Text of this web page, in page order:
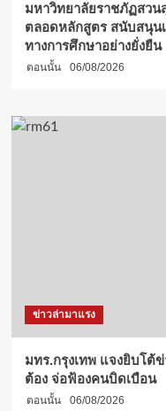
มหาวิทยาลัยราชภัฏสว
ตลอดหลักสูตร สนับสนุน
ทางการศึกษาอย่างยั่งยืน
ตอนนั้น 06/08/2026
ข่าวล่ามาแรง
มทร.กรุงเทพ แจงยิบโต้
ต้อง จ่อฟ้องคนบิดเบือน
ตอนนั้น 06/08/2026